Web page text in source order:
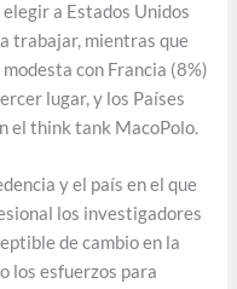
a Estados Unidos
trabajar, mientras que
con Francia (8%)
lugar, y los Países
el think tank MacoPolo.
y el país en el que
los investigadores
de cambio en la
los esfuerzos para